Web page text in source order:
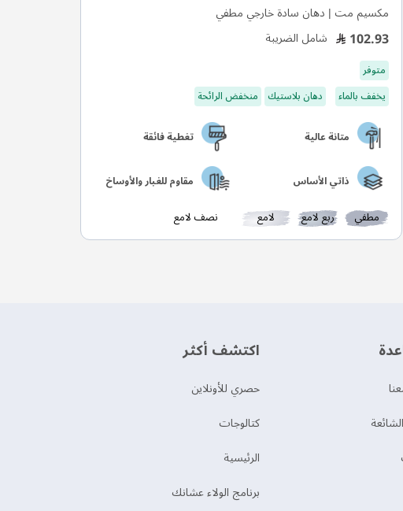
مكسيم مت | دهان سادة خارجي مطفي
102.93 شامل الضريبة
متوفر
يخفف بالماء
دهان بلاستيك منخفض الرائحة
متانة عالية تغطية فائقة
ذاتي الأساس مقاوم للغبار والأوساخ
مطفي ربع لامع لامع نصف لامع
اكتشف أكثر
حصري للأونلاين
‫كتالوجات‬
الرئيسية
برنامج الولاء عشانك